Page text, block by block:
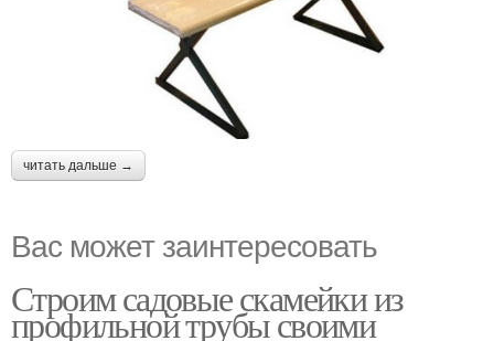
читать дальше →
Вас может заинтересовать
Строим садовые скамейки из
профильной трубы своими